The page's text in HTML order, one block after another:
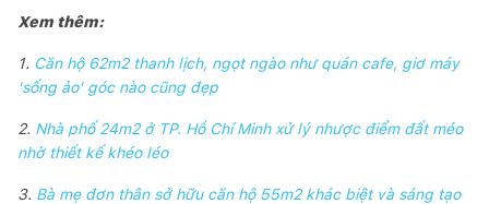
Xem thêm:
1. Căn hộ 62m2 thanh lịch, ngọt ngào như quán cafe, giơ máy
'sống ảo' góc nào cũng đẹp
2. Nhà phố 24m2 ở TP. Hồ Chí Minh xử lý nhược điểm đất méo
nhờ thiết kế khéo léo
3. Bà mẹ đơn thân sở hữu căn hộ 55m2 khác biệt và sáng tạo